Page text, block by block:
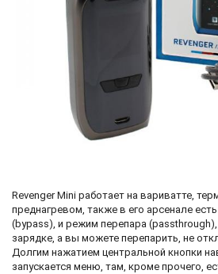
Revenger Mini работает на вариватте,
преднагревом, также в его арсенале
(bypass), и режим перепара (passthrough),
зарядке, а вы можете перепарить, не
Долгим нажатием центральной кнопки
запускается меню, там, кроме прочего,